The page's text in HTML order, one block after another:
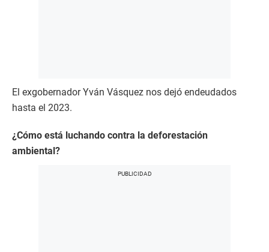
El exgobernador Yván Vásquez nos dejó endeudados
hasta el 2023.
¿Cómo está luchando contra la deforestación
ambiental?